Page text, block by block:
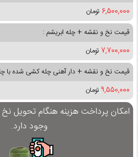
6,500,000 تومان
قیمت نخ و نقشه + چله ابریشم :
7,700,000 تومان
قیمت نخ و نقشه + دار آهنی چله کشی شده با
9,550,000 تومان
امکان پرداخت هزینه هنگام تحویل
وجود دارد.